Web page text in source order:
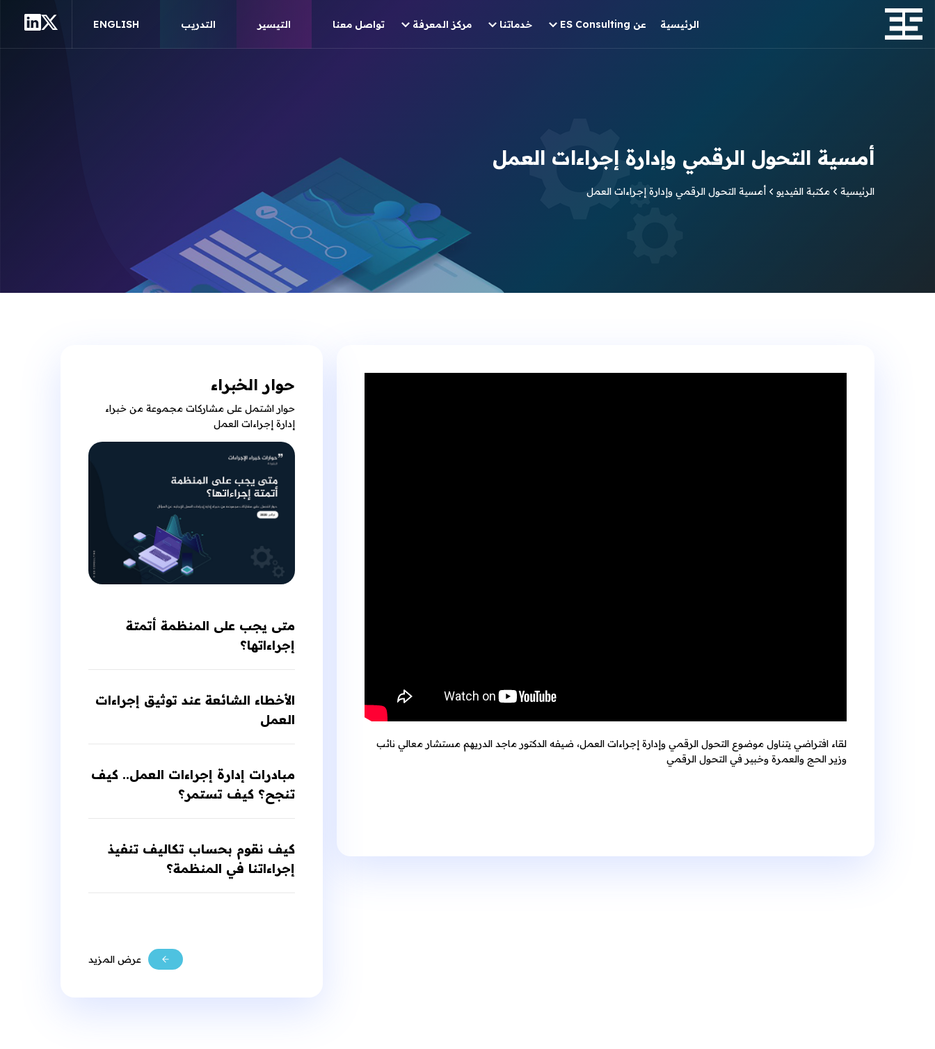
الرئيسية عن ES Consulting خدماتنا مركز المعرفة تواصل معنا التيسير التدريب ENGLISH
أمسية التحول الرقمي وإدارة إجراءات العمل
الرئيسية مكتبة الفيديو أمسية التحول الرقمي وإدارة إجراءات العمل
لقاء افتراضي يتناول موضوع التحول الرقمي وإدارة إجراءات العمل، ضيفه الدكتور ماجد الدريهم مستشار معالي نائب
وزير الحج والعمرة وخبير في التحول الرقمي
حوار الخبراء
حوار اشتمل على مشاركات مجموعة من خبراء
إدارة إجراءات العمل
متى يجب على المنظمة أتمتة
إجراءاتها؟
الأخطاء الشائعة عند توثيق إجراءات
العمل
مبادرات إدارة إجراءات العمل.. كيف
تنجح؟ كيف تستمر؟
كيف نقوم بحساب تكاليف تنفيذ
إجراءاتنا في المنظمة؟
عرض المزيد